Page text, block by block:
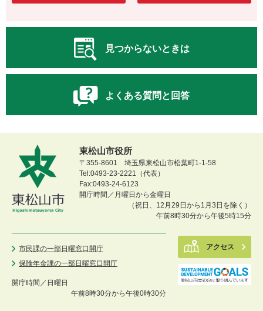
見つからないときは
よくある質問と回答
東松山市役所
〒355-8601 埼玉県東松山市松葉町1-1-58
Tel:0493-23-2221（代表）
Fax:0493-24-6123
開庁時間／月曜日から金曜日
（祝日、12月29日から1月3日を除く）
午前8時30分から午後5時15分
市民課の一部日曜窓口開庁
保険年金課の一部日曜窓口開庁
開庁時間／ 日曜日
午前8時30分から午後0時30分
アクセス